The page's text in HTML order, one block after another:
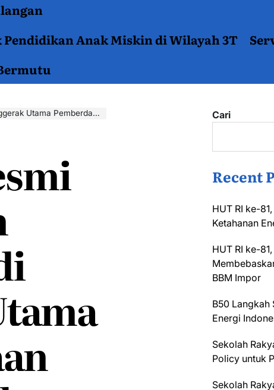
Anak Miskin di Wilayah 3T
Aceh Menuju Daya Saing Global
Cari
Recent
HUT RI ke-
Ketahanan
HUT RI ke-
BBM Impor
B50 Langkah
Energi
Sekolah
Policy untuk
Sekolah